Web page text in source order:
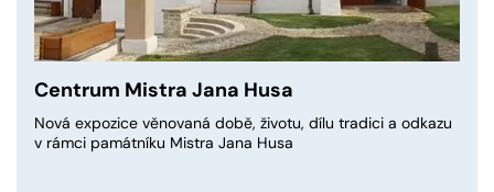
Centrum Mistra Jana Husa
Nová expozice věnovaná době, životu, dílu tradici a odkazu
v rámci památníku Mistra Jana Husa